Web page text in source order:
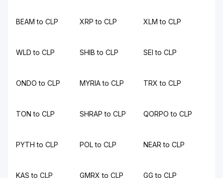
BEAM to CLP XRP to CLP XLM to CLP
WLD to CLP SHIB to CLP SEI to CLP
ONDO to CLP MYRIA to CLP TRX to CLP
TON to CLP SHRAP to CLP QORPO to CLP
PYTH to CLP POL to CLP NEAR to CLP
KAS to CLP GMRX to CLP GG to CLP